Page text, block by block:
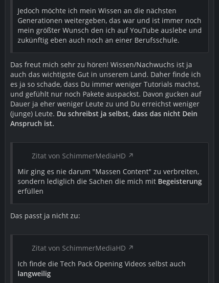
Jedoch möchte ich mein Wissen an die nächsten
Generationen weitergeben, das war und ist immer noch
mein größter Wunsch den ich auf YouTube auslebe und
zukünftig eben auch noch an einer Berufsschule.
Das freut mich sehr zu hören! Wissen/Nachwuchs ist ja
auch das wichtigste Gut in unserem Land. Daher finde ich
es ja so schade, dass Du immer weniger Tutorials machst,
und gefühlt nur noch Pakete auspackst. Davon gucken auf
Dauer ja eher weniger Leute zu und Du erreichst weniger
(junge) Leute. Du schreibst ja selbst, dass das nicht Dein
Anspruch ist.
Zitat von SchimmerMediaHD
Mir ging es nie darum "Massen Content" zu verbreiten,
sondern lediglich die Sachen die mich mit Begeisterung
erfüllen
Das passt ja nicht zu:
Zitat von SchimmerMediaHD
Ich finde die Tech Pack Opening Videos selbst auch
langweilig